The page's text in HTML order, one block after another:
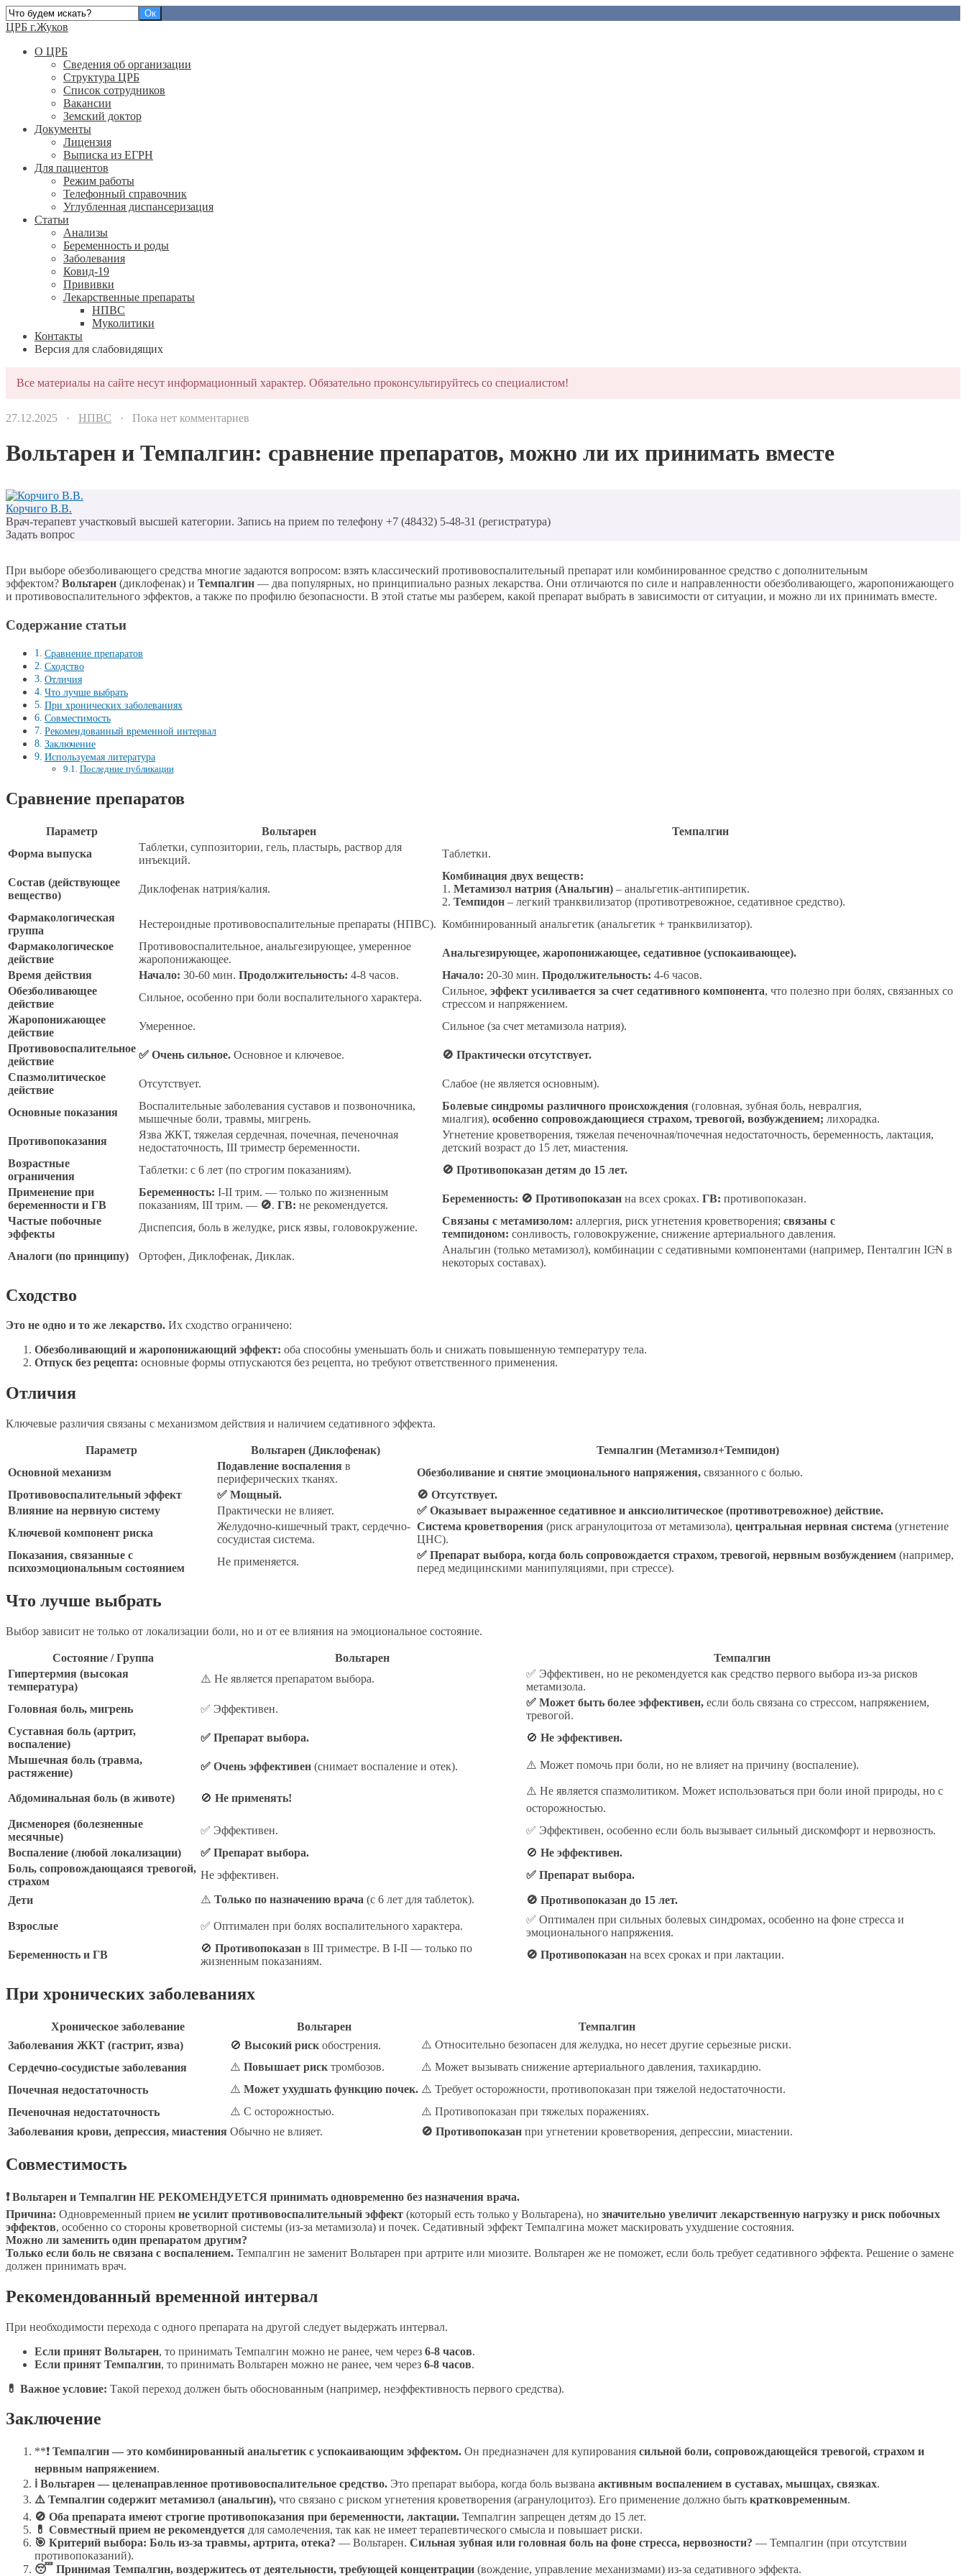
ЦРБ г.Жуков
О ЦРБ
Сведения об организации
Структура ЦРБ
Список сотрудников
Вакансии
Земский доктор
Документы
Лицензия
Выписка из ЕГРН
Для пациентов
Режим работы
Телефонный справочник
Углубленная диспансеризация
Статьи
Анализы
Беременность и роды
Заболевания
Ковид-19
Прививки
Лекарственные препараты
НПВС
Муколитики
Контакты
Версия для слабовидящих
Все материалы на сайте несут информационный характер. Обязательно проконсультируйтесь со специалистом!
27.12.2025 · НПВС · Пока нет комментариев
Вольтарен и Темпалгин: сравнение препаратов, можно ли их принимать вместе
Корчиго В.В.
Врач-терапевт участковый высшей категории. Запись на прием по телефону +7 (48432) 5-48-31 (регистратура)
Задать вопрос
При выборе обезболивающего средства многие задаются вопросом: взять классический противовоспалительный препарат или комбинированное средство с дополнительным
эффектом? Вольтарен (диклофенак) и Темпалгин — два популярных, но принципиально разных лекарства. Они отличаются по силе и направленности обезболивающего, жаропонижающего
и противовоспалительного эффектов, а также по профилю безопасности. В этой статье мы разберем, какой препарат выбрать в зависимости от ситуации, и можно ли их принимать вместе.
Содержание статьи
Сравнение препаратов
Сходство
Отличия
Что лучше выбрать
При хронических заболеваниях
Совместимость
Рекомендованный временной интервал
Заключение
Используемая литература
Последние публикации
Сравнение препаратов
Параметр Вольтарен
Темпалгин
Форма выпуска
Таблетки, суппозитории, гель, пластырь, раствор для
инъекций.
Таблетки.
Состав (действующее
вещество)
Диклофенак натрия/калия.
Комбинация двух веществ:
1. Метамизол натрия (Анальгин) – анальгетик-антипиретик.
2. Темпидон – легкий транквилизатор (противотревожное, седативное средство).
Фармакологическая
группа
Нестероидные противовоспалительные препараты (НПВС). Комбинированный анальгетик (анальгетик + транквилизатор).
Фармакологическое
действие
Противовоспалительное, анальгезирующее, умеренное
жаропонижающее.
Анальгезирующее, жаропонижающее, седативное (успокаивающее).
Время действия
Начало: 30-60 мин. Продолжительность: 4-8 часов. Начало: 20-30 мин. Продолжительность: 4-6 часов.
Обезболивающее
действие
Сильное, особенно при боли воспалительного характера.
Сильное, эффект усиливается за счет седативного компонента, что полезно при болях, связанных со
стрессом и напряжением.
Жаропонижающее
действие
Умеренное.
Сильное (за счет метамизола натрия).
Противовоспалительное
действие
✅ Очень сильное. Основное и ключевое.
🚫 Практически отсутствует.
Спазмолитическое
действие
Отсутствует. Слабое (не является основным).
Основные показания
Воспалительные заболевания суставов и позвоночника,
мышечные боли, травмы, мигрень.
Болевые синдромы различного происхождения (головная, зубная боль, невралгия,
миалгия), особенно сопровождающиеся страхом, тревогой, возбуждением; лихорадка.
Противопоказания
Язва ЖКТ, тяжелая сердечная, почечная, печеночная
недостаточность, III триместр беременности.
Угнетение кроветворения, тяжелая печеночная/почечная недостаточность, беременность, лактация,
детский возраст до 15 лет, миастения.
Возрастные
ограничения
Таблетки: с 6 лет (по строгим показаниям).
🚫 Противопоказан детям до 15 лет.
Применение при
беременности и ГВ
Беременность: I-II трим. — только по жизненным
показаниям, III трим. — 🚫. ГВ: не рекомендуется.
Беременность: 🚫 Противопоказан на всех сроках. ГВ: противопоказан.
Частые побочные
эффекты
Диспепсия, боль в желудке, риск язвы, головокружение.
Связаны с метамизолом: аллергия, риск угнетения кроветворения; связаны с
темпидоном: сонливость, головокружение, снижение артериального давления.
Аналоги (по принципу)
Ортофен, Диклофенак, Диклак.
Анальгин (только метамизол), комбинации с седативными компонентами (например, Пенталгин IC̶N в
некоторых составах).
Сходство
Это не одно и то же лекарство. Их сходство ограничено:
Обезболивающий и жаропонижающий эффект: оба способны уменьшать боль и снижать повышенную температуру тела.
Отпуск без рецепта: основные формы отпускаются без рецепта, но требуют ответственного применения.
Отличия
Ключевые различия связаны с механизмом действия и наличием седативного эффекта.
Параметр Вольтарен (Диклофенак)
Темпалгин (Метамизол+Темпидон)
Основной механизм
Подавление воспаления в
периферических тканях.
Обезболивание и снятие эмоционального напряжения, связанного с болью.
Противовоспалительный эффект
✅ Мощный.
🚫 Отсутствует.
Влияние на нервную систему
Практически не влияет.
✅ Оказывает выраженное седативное и анксиолитическое (противотревожное) действие.
Ключевой компонент риска
Желудочно-кишечный тракт, сердечно-
сосудистая система.
Система кроветворения (риск агранулоцитоза от метамизола), центральная нервная система (угнетение
ЦНС).
Показания, связанные с
психоэмоциональным состоянием
Не применяется.
✅ Препарат выбора, когда боль сопровождается страхом, тревогой, нервным возбуждением (например,
перед медицинскими манипуляциями, при стрессе).
Что лучше выбрать
Выбор зависит не только от локализации боли, но и от ее влияния на эмоциональное состояние.
Состояние / Группа Вольтарен
Темпалгин
Гипертермия (высокая
температура)
⚠️ Не является препаратом выбора.
✅ Эффективен, но не рекомендуется как средство первого выбора из-за рисков
метамизола.
Головная боль, мигрень
✅ Эффективен.
✅ Может быть более эффективен, если боль связана со стрессом, напряжением,
тревогой.
Суставная боль (артрит,
воспаление)
✅ Препарат выбора. 🚫 Не эффективен.
Мышечная боль (травма,
растяжение)
✅ Очень эффективен (снимает воспаление и отек). ⚠️ Может помочь при боли, но не влияет на причину (воспаление).
Абдоминальная боль (в животе) 🚫 Не применять!
⚠️ Не является спазмолитиком. Может использоваться при боли иной природы, но с
осторожностью.
Дисменорея (болезненные
месячные)
✅ Эффективен.
✅ Эффективен, особенно если боль вызывает сильный дискомфорт и нервозность.
Воспаление (любой локализации)
✅ Препарат выбора. 🚫 Не эффективен.
Боль, сопровождающаяся тревогой,
страхом
Не эффективен. ✅ Препарат выбора.
Дети ⚠️ Только по назначению врача (с 6 лет для таблеток). 🚫 Противопоказан до 15 лет.
Взрослые ✅ Оптимален при болях воспалительного характера.
✅ Оптимален при сильных болевых синдромах, особенно на фоне стресса и
эмоционального напряжения.
Беременность и ГВ
🚫 Противопоказан в III триместре. В I-II — только по
жизненным показаниям.
🚫 Противопоказан на всех сроках и при лактации.
При хронических заболеваниях
Хроническое заболевание Вольтарен
Темпалгин
Заболевания ЖКТ (гастрит, язва)
🚫 Высокий риск обострения.
⚠️ Относительно безопасен для желудка, но несет другие серьезные риски.
Сердечно-сосудистые заболевания
⚠️ Повышает риск тромбозов.
⚠️ Может вызывать снижение артериального давления, тахикардию.
Почечная недостаточность
⚠️ Может ухудшать функцию почек. ⚠️ Требует осторожности, противопоказан при тяжелой недостаточности.
Печеночная недостаточность
⚠️ С осторожностью.
⚠️ Противопоказан при тяжелых поражениях.
Заболевания крови, депрессия, миастения Обычно не влияет. 🚫 Противопоказан при угнетении кроветворения, депрессии, миастении.
Совместимость
❗ Вольтарен и Темпалгин НЕ РЕКОМЕНДУЕТСЯ принимать одновременно без назначения врача.
Причина: Одновременный прием не усилит противовоспалительный эффект (который есть только у Вольтарена), но значительно увеличит лекарственную нагрузку и риск побочных
эффектов, особенно со стороны кроветворной системы (из-за метамизола) и почек. Седативный эффект Темпалгина может маскировать ухудшение состояния.
Можно ли заменить один препаратом другим?
Только если боль не связана с воспалением. Темпалгин не заменит Вольтарен при артрите или миозите. Вольтарен же не поможет, если боль требует седативного эффекта. Решение о замене
должен принимать врач.
Рекомендованный временной интервал
При необходимости перехода с одного препарата на другой следует выдержать интервал.
Если принят Вольтарен, то принимать Темпалгин можно не ранее, чем через 6-8 часов.
Если принят Темпалгин, то принимать Вольтарен можно не ранее, чем через 6-8 часов.
💊 Важное условие: Такой переход должен быть обоснованным (например, неэффективность первого средства).
Заключение
**❗ Темпалгин — это комбинированный анальгетик с успокаивающим эффектом. Он предназначен для купирования сильной боли, сопровождающейся тревогой, страхом и
нервным напряжением.
ℹ Вольтарен — целенаправленное противовоспалительное средство. Это препарат выбора, когда боль вызвана активным воспалением в суставах, мышцах, связках.
⚠️ Темпалгин содержит метамизол (анальгин), что связано с риском угнетения кроветворения (агранулоцитоз). Его применение должно быть кратковременным.
🚫 Оба препарата имеют строгие противопоказания при беременности, лактации. Темпалгин запрещен детям до 15 лет.
💊 Совместный прием не рекомендуется для самолечения, так как не имеет терапевтического смысла и повышает риски.
🎯 Критерий выбора: Боль из-за травмы, артрита, отека? — Вольтарен. Сильная зубная или головная боль на фоне стресса, нервозности? — Темпалгин (при отсутствии
противопоказаний).
😴 Принимая Темпалгин, воздержитесь от деятельности, требующей концентрации (вождение, управление механизмами) из-за седативного эффекта.